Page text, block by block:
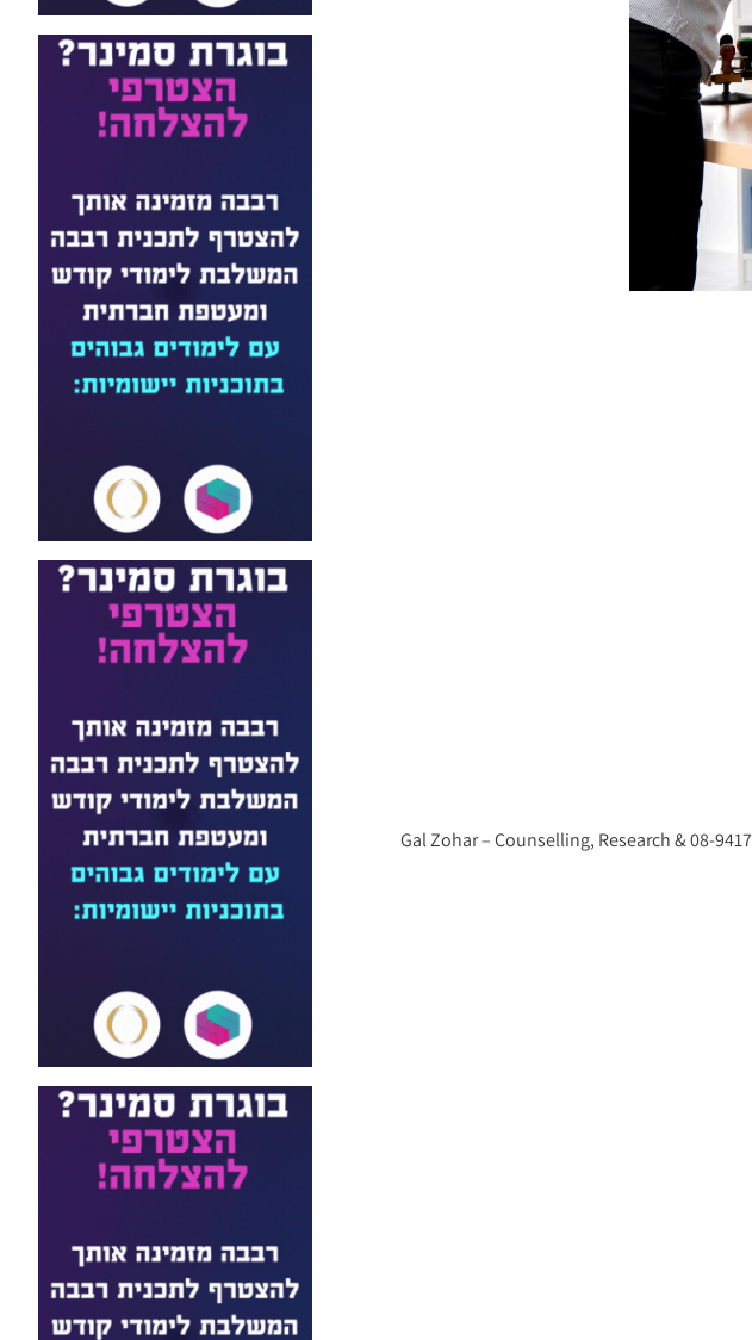
גל זהר – ייעוץ, מחקר ופיתוח, גורודיסקי 20 רחובות; נייד: 050-6829374, טלפקס: 08-9417394 Gal Zohar – Counselling, Research &